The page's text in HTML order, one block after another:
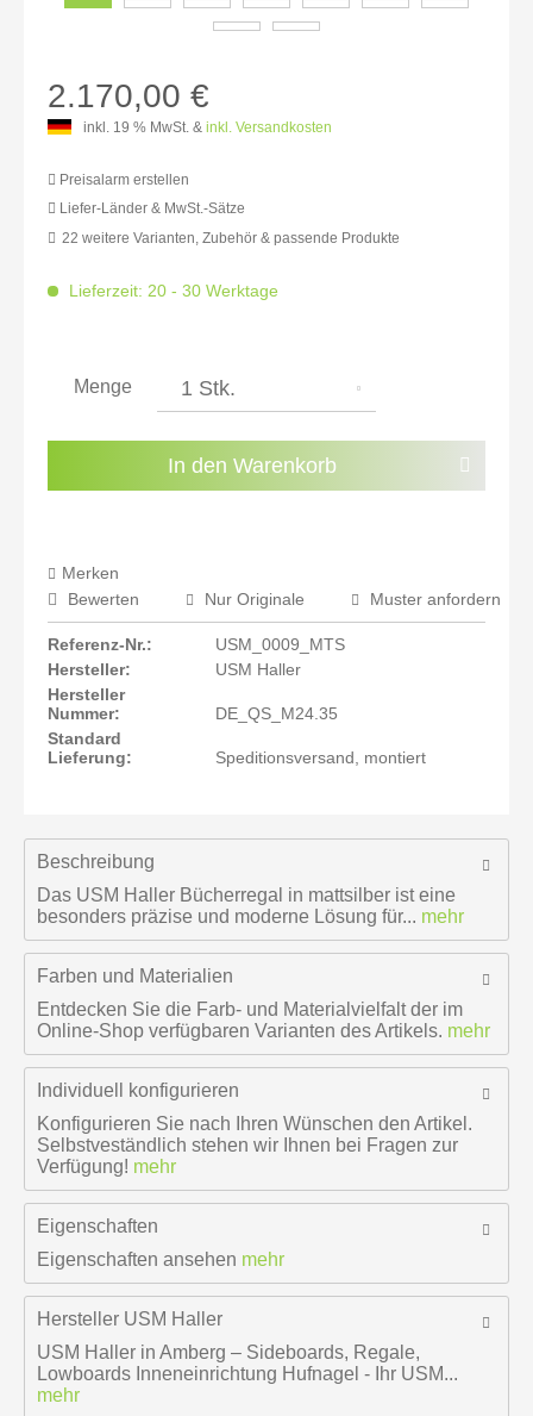
2.170,00 €
inkl. 19 % MwSt. & inkl. Versandkosten
Preisalarm erstellen
Sie haben dieDatenschutzbestimmungenzur
Kenntnis genommen.
Liefer-Länder & MwSt.-Sätze
inkl. 20% MwSt.: 2.188,24 €
inkl. 22% MwSt.: 2.224,71 €
22 weitere Varianten, Zubehör & passende Produkte
Lieferzeit: 20 - 30 Werktage
Menge
In den Warenkorb
Merken
Bewerten
Nur Originale Muster anfordern
Referenz-Nr.:
USM_0009_MTS
Hersteller:
USM Haller
Hersteller
Nummer:
DE_QS_M24.35
Standard
Lieferung:
Speditionsversand, montiert
Beschreibung
Das USM Haller Bücherregal in mattsilber ist eine
besonders präzise und moderne Lösung für... mehr
Farben und Materialien
Entdecken Sie die Farb- und Materialvielfalt der im
Online-Shop verfügbaren Varianten des Artikels. mehr
Individuell konfigurieren
Konfigurieren Sie nach Ihren Wünschen den Artikel.
Selbstveständlich stehen wir Ihnen bei Fragen zur
Verfügung! mehr
Eigenschaften
Eigenschaften ansehen mehr
Hersteller USM Haller
USM Haller in Amberg – Sideboards, Regale,
Lowboards Inneneinrichtung Hufnagel - Ihr USM...
mehr